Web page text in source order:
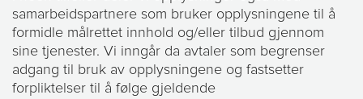
samarbeidspartnere som bruker opplysningene til å
formidle målrettet innhold og/eller tilbud gjennom
sine tjenester. Vi inngår da avtaler som begrenser
adgang til bruk av opplysningene og fastsetter
forpliktelser til å følge gjeldende